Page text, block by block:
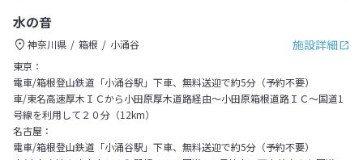
水の音
施設詳細
神奈川県 箱根
小涌谷
東京：
電車/箱根登山鉄道「小涌谷駅」下車、無料送迎で約5分（予約不要）
車/東名高速厚木ＩＣから小田原厚木道路経由～小田原箱根道路ＩＣ～国道1
号線を利用して２０分（12km）
名古屋：
電車/箱根登山鉄道「小涌谷駅」下車、無料送迎で約5分（予約不要）